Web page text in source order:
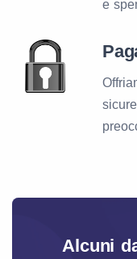
e
Alcuni